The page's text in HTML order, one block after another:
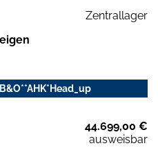
Zentrallager
44.699,00 €
ausweisbar